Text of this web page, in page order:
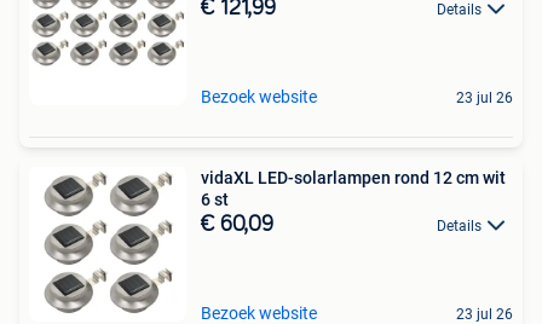
€ 121,99 Details
Bezoek website 23 jul 26
vidaXL LED-solarlampen rond 12 cm wit
6 st
€ 60,09 Details
Bezoek website 23 jul 26